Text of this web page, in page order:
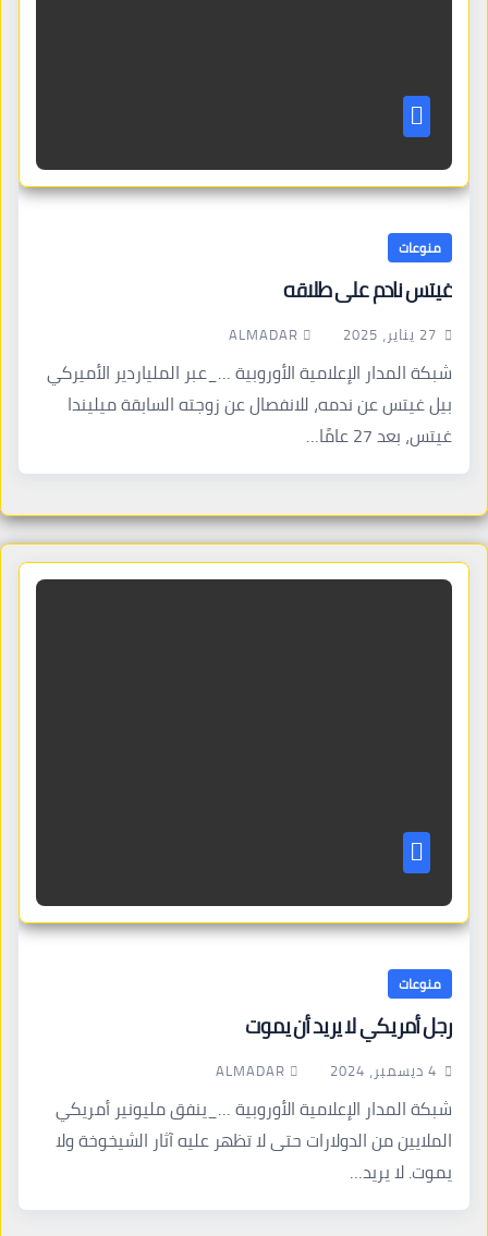
منوعات
غيتس نادم على طلاقه
27 يناير، 2025 ALMADAR
شبكة المدار الإعلامية الأوروبية …_عبر الملياردير الأميركي
بيل غيتس عن ندمه، للانفصال عن زوجته السابقة ميليندا
غيتس، بعد 27 عامًا…
منوعات
رجل أمريكي لا يريد أن يموت
4 ديسمبر، 2024 ALMADAR
شبكة المدار الإعلامية الأوروبية …_ينفق مليونير أمريكي
الملايين من الدولارات حتى لا تظهر عليه آثار الشيخوخة ولا
يموت. لا يريد…